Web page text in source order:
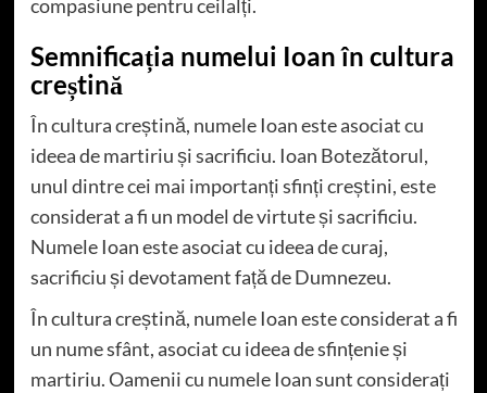
compasiune pentru ceilalți.
Semnificația numelui Ioan în cultura
creștină
În cultura creștină, numele Ioan este asociat cu
ideea de martiriu și sacrificiu. Ioan Botezătorul,
unul dintre cei mai importanți sfinți creștini, este
considerat a fi un model de virtute și sacrificiu.
Numele Ioan este asociat cu ideea de curaj,
sacrificiu și devotament față de Dumnezeu.
În cultura creștină, numele Ioan este considerat a fi
un nume sfânt, asociat cu ideea de sfințenie și
martiriu. Oamenii cu numele Ioan sunt considerați